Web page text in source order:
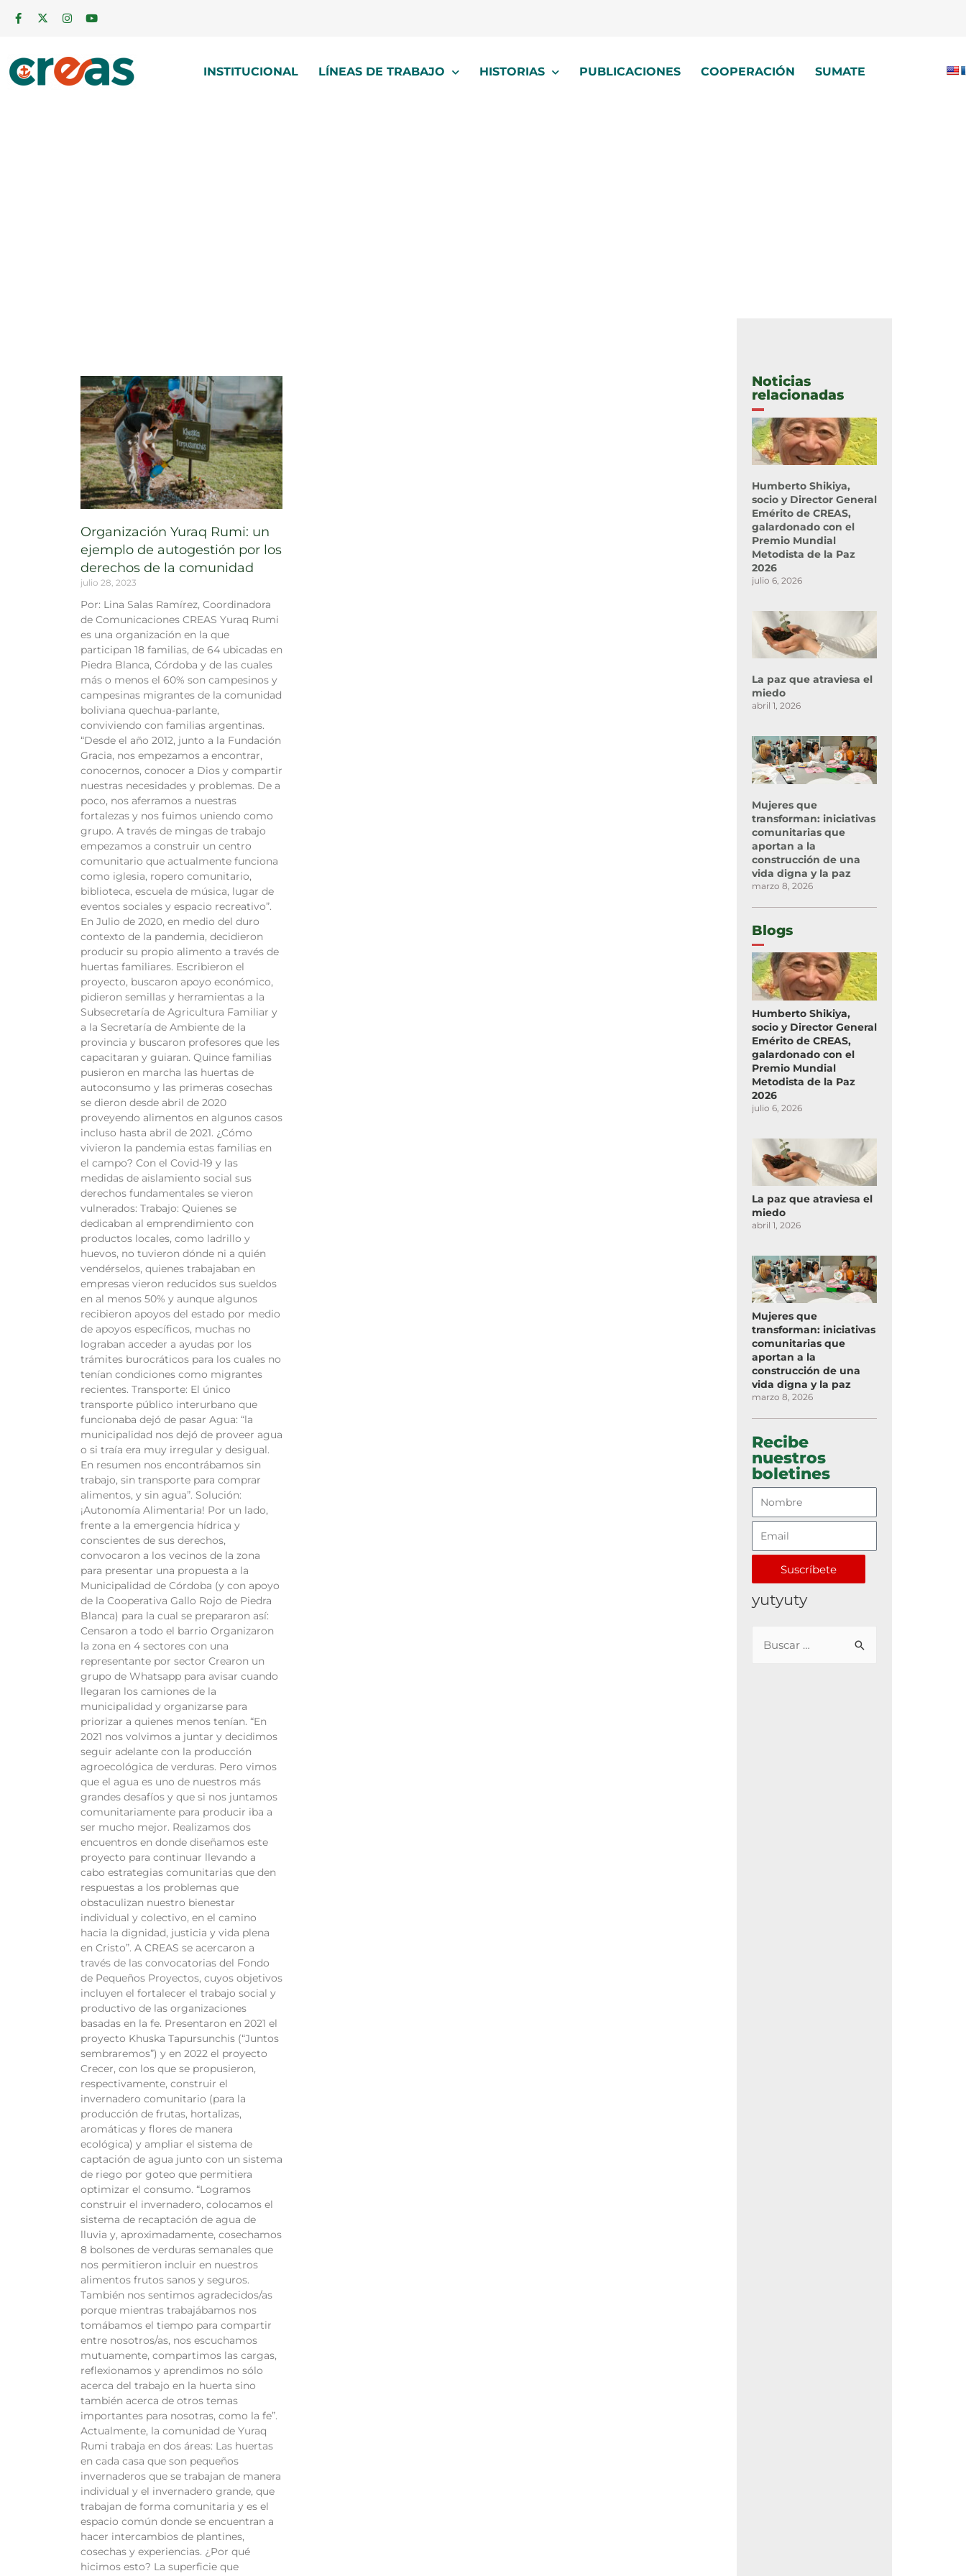
INSTITUCIONAL LÍNEAS DE TRABAJO HISTORIAS PUBLICACIONES COOPERACIÓN SUMATE
Organización Yuraq Rumi: un
ejemplo de autogestión por los
derechos de la comunidad
julio 28, 2023
Por: Lina Salas Ramírez, Coordinadora
de Comunicaciones CREAS Yuraq Rumi
es una organización en la que
participan 18 familias, de 64 ubicadas en
Piedra Blanca, Córdoba y de las cuales
más o menos el 60% son campesinos y
campesinas migrantes de la comunidad
boliviana quechua-parlante,
conviviendo con familias argentinas.
“Desde el año 2012, junto a la Fundación
Gracia, nos empezamos a encontrar,
conocernos, conocer a Dios y compartir
nuestras necesidades y problemas. De a
poco, nos aferramos a nuestras
fortalezas y nos fuimos uniendo como
grupo. A través de mingas de trabajo
empezamos a construir un centro
comunitario que actualmente funciona
como iglesia, ropero comunitario,
biblioteca, escuela de música, lugar de
eventos sociales y espacio recreativo”.
En Julio de 2020, en medio del duro
contexto de la pandemia, decidieron
producir su propio alimento a través de
huertas familiares. Escribieron el
proyecto, buscaron apoyo económico,
pidieron semillas y herramientas a la
Subsecretaría de Agricultura Familiar y
a la Secretaría de Ambiente de la
provincia y buscaron profesores que les
capacitaran y guiaran. Quince familias
pusieron en marcha las huertas de
autoconsumo y las primeras cosechas
se dieron desde abril de 2020
proveyendo alimentos en algunos casos
incluso hasta abril de 2021. ¿Cómo
vivieron la pandemia estas familias en
el campo? Con el Covid-19 y las
medidas de aislamiento social sus
derechos fundamentales se vieron
vulnerados: Trabajo: Quienes se
dedicaban al emprendimiento con
productos locales, como ladrillo y
huevos, no tuvieron dónde ni a quién
vendérselos, quienes trabajaban en
empresas vieron reducidos sus sueldos
en al menos 50% y aunque algunos
recibieron apoyos del estado por medio
de apoyos específicos, muchas no
lograban acceder a ayudas por los
trámites burocráticos para los cuales no
tenían condiciones como migrantes
recientes. Transporte: El único
transporte público interurbano que
funcionaba dejó de pasar Agua: “la
municipalidad nos dejó de proveer agua
o si traía era muy irregular y desigual.
En resumen nos encontrábamos sin
trabajo, sin transporte para comprar
alimentos, y sin agua”. Solución:
¡Autonomía Alimentaria! Por un lado,
frente a la emergencia hídrica y
conscientes de sus derechos,
convocaron a los vecinos de la zona
para presentar una propuesta a la
Municipalidad de Córdoba (y con apoyo
de la Cooperativa Gallo Rojo de Piedra
Blanca) para la cual se prepararon así:
Censaron a todo el barrio Organizaron
la zona en 4 sectores con una
representante por sector Crearon un
grupo de Whatsapp para avisar cuando
llegaran los camiones de la
municipalidad y organizarse para
priorizar a quienes menos tenían. “En
2021 nos volvimos a juntar y decidimos
seguir adelante con la producción
agroecológica de verduras. Pero vimos
que el agua es uno de nuestros más
grandes desafíos y que si nos juntamos
comunitariamente para producir iba a
ser mucho mejor. Realizamos dos
encuentros en donde diseñamos este
proyecto para continuar llevando a
cabo estrategias comunitarias que den
respuestas a los problemas que
obstaculizan nuestro bienestar
individual y colectivo, en el camino
hacia la dignidad, justicia y vida plena
en Cristo”. A CREAS se acercaron a
través de las convocatorias del Fondo
de Pequeños Proyectos, cuyos objetivos
incluyen el fortalecer el trabajo social y
productivo de las organizaciones
basadas en la fe. Presentaron en 2021 el
proyecto Khuska Tapursunchis (“Juntos
sembraremos”) y en 2022 el proyecto
Crecer, con los que se propusieron,
respectivamente, construir el
invernadero comunitario (para la
producción de frutas, hortalizas,
aromáticas y flores de manera
ecológica) y ampliar el sistema de
captación de agua junto con un sistema
de riego por goteo que permitiera
optimizar el consumo. “Logramos
construir el invernadero, colocamos el
sistema de recaptación de agua de
lluvia y, aproximadamente, cosechamos
8 bolsones de verduras semanales que
nos permitieron incluir en nuestros
alimentos frutos sanos y seguros.
También nos sentimos agradecidos/as
porque mientras trabajábamos nos
tomábamos el tiempo para compartir
entre nosotros/as, nos escuchamos
mutuamente, compartimos las cargas,
reflexionamos y aprendimos no sólo
acerca del trabajo en la huerta sino
también acerca de otros temas
importantes para nosotras, como la fe”.
Actualmente, la comunidad de Yuraq
Rumi trabaja en dos áreas: Las huertas
en cada casa que son pequeños
invernaderos que se trabajan de manera
individual y el invernadero grande, que
trabajan de forma comunitaria y es el
espacio común donde se encuentran a
hacer intercambios de plantines,
cosechas y experiencias. ¿Por qué
hicimos esto? La superficie que
Noticias
relacionadas
Humberto Shikiya,
socio y Director General
Emérito de CREAS,
galardonado con el
Premio Mundial
Metodista de la Paz
2026
julio 6, 2026
La paz que atraviesa el
miedo
abril 1, 2026
Mujeres que
transforman: iniciativas
comunitarias que
aportan a la
construcción de una
vida digna y la paz
marzo 8, 2026
Blogs
Humberto Shikiya,
socio y Director General
Emérito de CREAS,
galardonado con el
Premio Mundial
Metodista de la Paz
2026
julio 6, 2026
La paz que atraviesa el
miedo
abril 1, 2026
Mujeres que
transforman: iniciativas
comunitarias que
aportan a la
construcción de una
vida digna y la paz
marzo 8, 2026
Recibe
nuestros
boletines
Suscríbete
yutyuty